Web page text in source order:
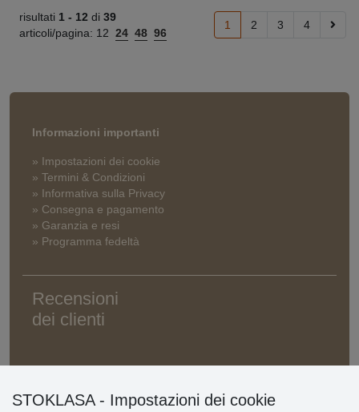
risultati 1 - 12 di 39
articoli/pagina: 12 24 48 96
1 2 3 4
Informazioni importanti
» Impostazioni dei cookie
» Termini & Condizioni
» Informativa sulla Privacy
» Consegna e pagamento
» Garanzia e resi
» Programma fedeltà
Recensioni
dei clienti
STOKLASA - Impostazioni dei cookie